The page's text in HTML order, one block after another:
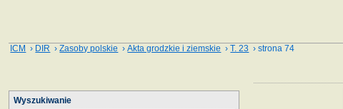
ICM › DIR ›Zasoby polskie ›Akta grodzkie i ziemskie ›T. 23 › strona 74
Wyszukiwanie